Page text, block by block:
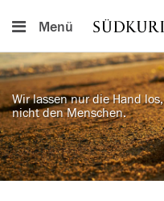
Menü
Wir lassen nur die Hand los,
nicht den Menschen.